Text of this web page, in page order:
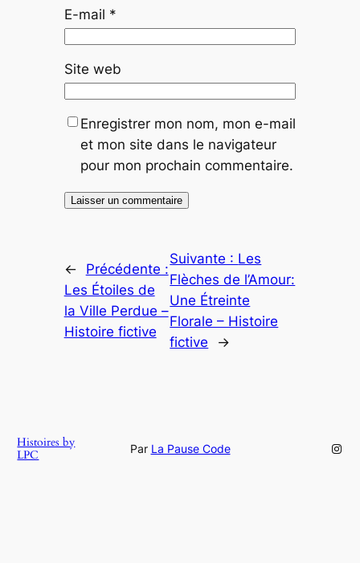
E-mail *
Site web
Enregistrer mon nom, mon e-mail
et mon site dans le navigateur
pour mon prochain commentaire.
←
Précédente :
Les Étoiles de
la Ville Perdue –
Histoire fictive
Suivante : Les
Flèches de l’Amour:
Une Étreinte
Florale – Histoire
fictive
→
Histoires by
LPC
Par La Pause Code